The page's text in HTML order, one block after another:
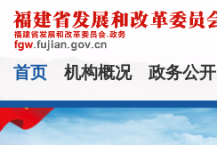
首页 机构概况 政务公开